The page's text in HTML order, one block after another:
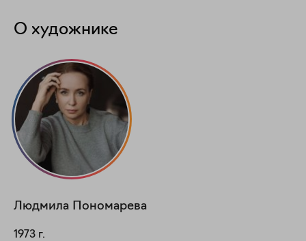
О художнике
Людмила Пономарева
1973 г.